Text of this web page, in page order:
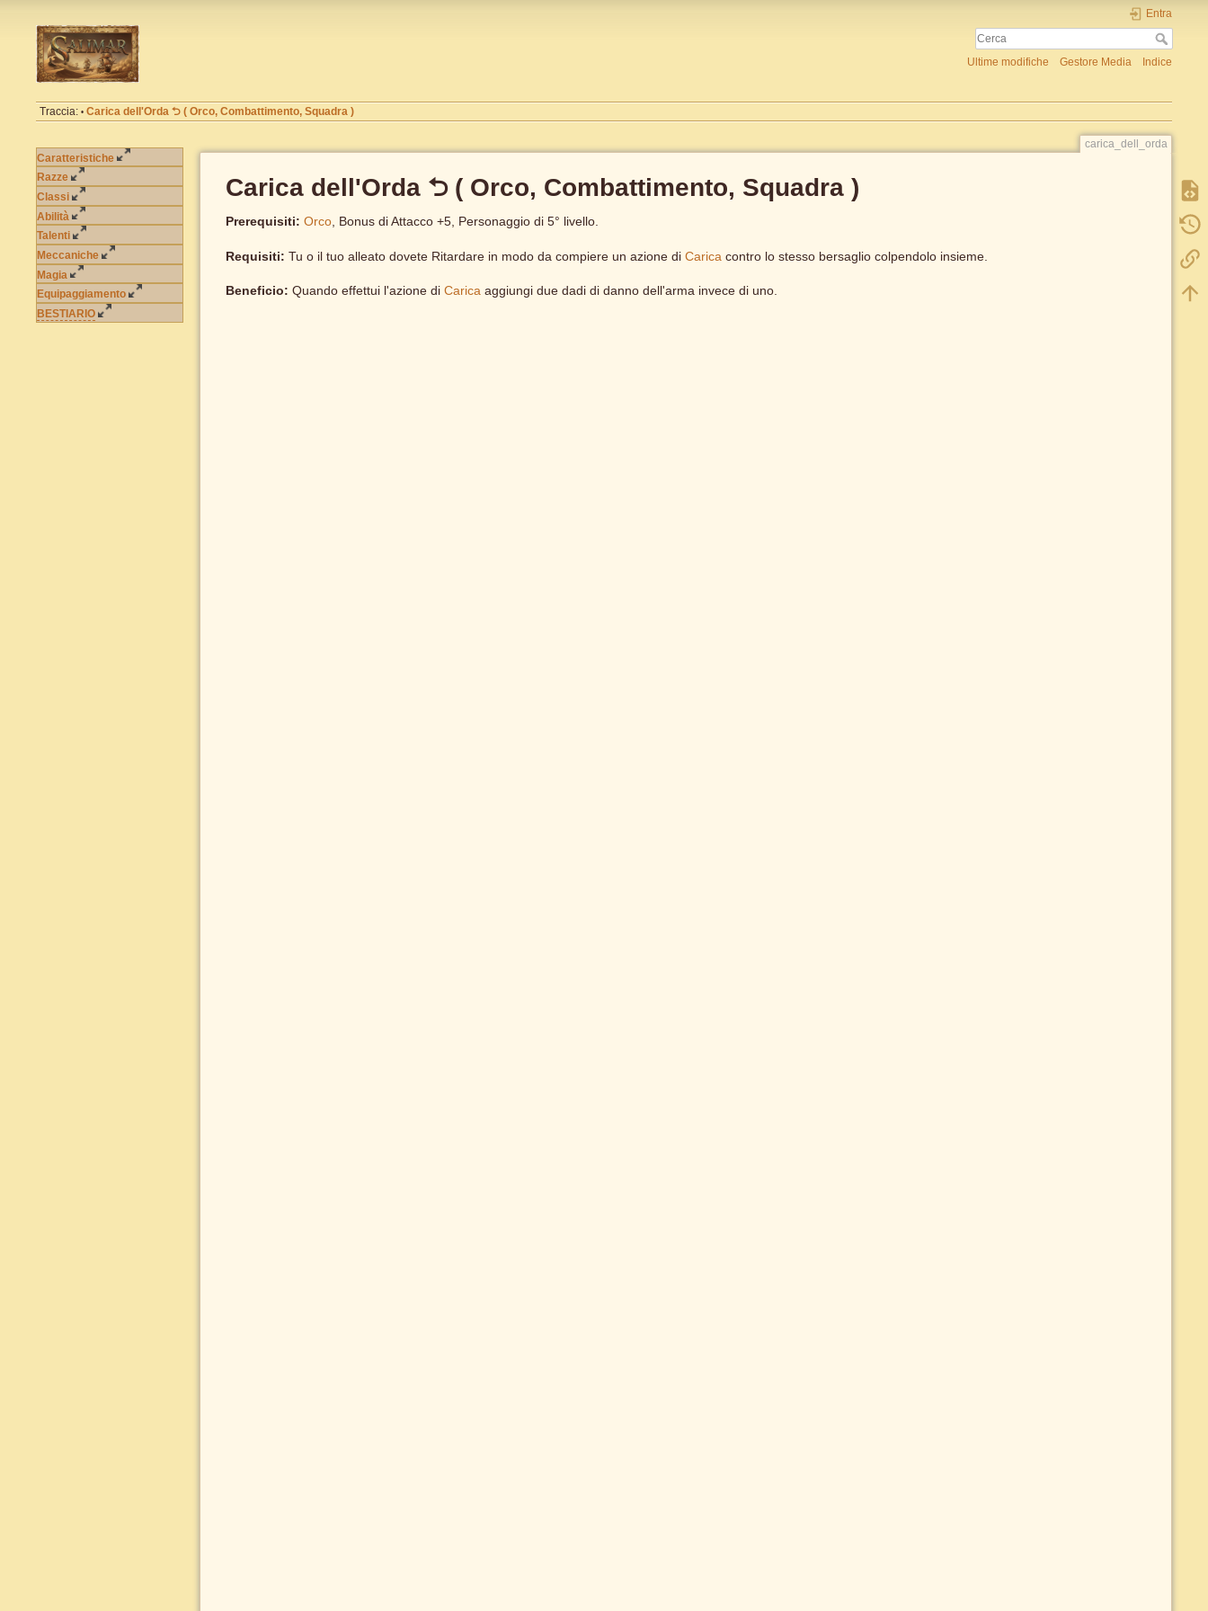
Entra
Ultime modifiche Gestore Media Indice
Traccia: • Carica dell'Orda ⮌ ( Orco, Combattimento, Squadra )
Caratteristiche
Razze
Classi
Abilità
Talenti
Meccaniche
Magia
Equipaggiamento
BESTIARIO
carica_dell_orda
Carica dell'Orda ⮌ ( Orco, Combattimento, Squadra )
Prerequisiti: Orco, Bonus di Attacco +5, Personaggio di 5° livello.
Requisiti: Tu o il tuo alleato dovete Ritardare in modo da compiere un azione di Carica contro lo stesso bersaglio colpendolo insieme.
Beneficio: Quando effettui l'azione di Carica aggiungi due dadi di danno dell'arma invece di uno.